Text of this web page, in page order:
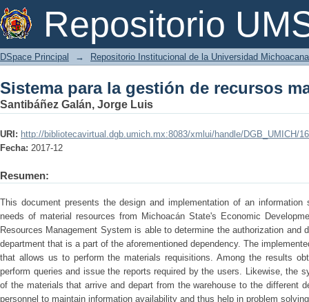
Repositorio
Sistema para la gestión de recursos
DSpace Principal → Repositorio Institucional de la Universidad
Sistema para la gestión de recursos
Santibáñez Galán, Jorge Luis
URI: http://bibliotecavirtual.dgb.umich.mx:8083/xmlui/handle/DGB_UMICH/
Fecha: 2017-12
Resumen:
This document presents the design and implementation of an
needs of material resources from Michoacán State's Economic
Resources Management System is able to determine the authorization and
department that is a part of the aforementioned dependency. The
that allows us to perform the materials requisitions. Among the results
perform queries and issue the reports required by the users. Likewise, the
of the materials that arrive and depart from the warehouse to the different
personnel to maintain information availability and thus help in problem